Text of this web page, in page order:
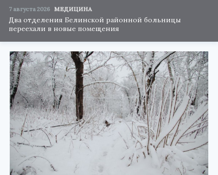
7 августа 2026 МЕДИЦИНА
Два отделения Белинской районной больницы
переехали в новые помещения